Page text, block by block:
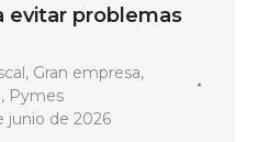
evitar problemas
, Gran empresa,
, Pymes
junio de 2026